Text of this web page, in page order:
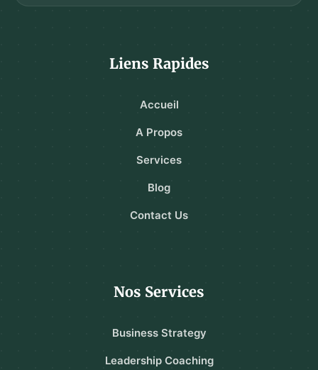
Liens Rapides
Accueil
A Propos
Services
Blog
Contact Us
Nos Services
Business Strategy
Leadership Coaching